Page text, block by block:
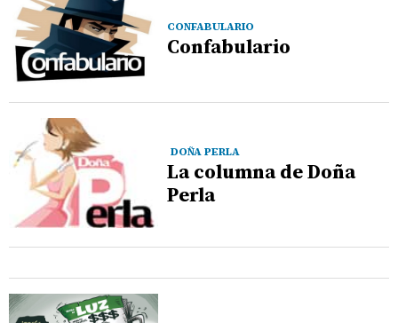
CONFABULARIO
Confabulario
DOÑA PERLA
La columna de Doña
Perla